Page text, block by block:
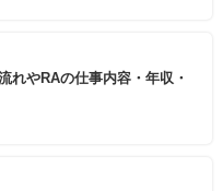
れやRAの仕事内容・年収・